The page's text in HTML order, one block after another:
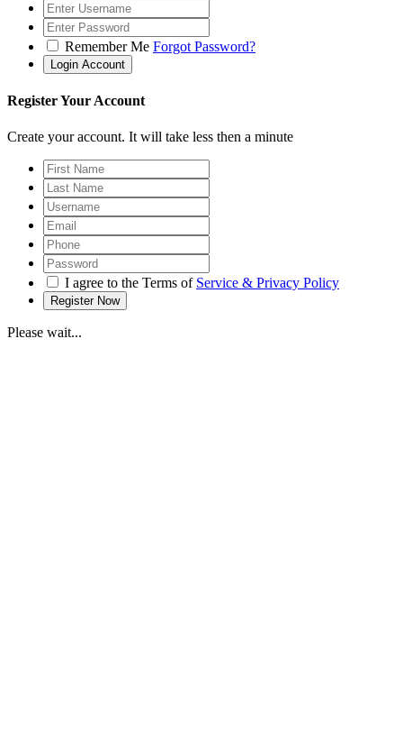
Remember Me Forgot Password?
Register Your Account
Create your account. It will take less then a minute
I agree to the Terms of Service & Privacy Policy
Please wait...